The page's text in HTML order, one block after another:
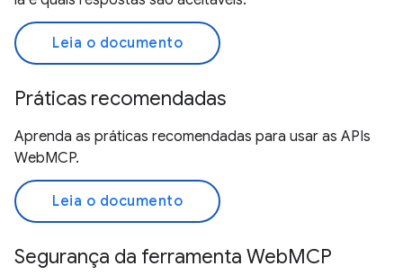
Leia o documento
Práticas recomendadas
Aprenda as práticas recomendadas para usar as APIs
WebMCP.
Leia o documento
Segurança da ferramenta WebMCP